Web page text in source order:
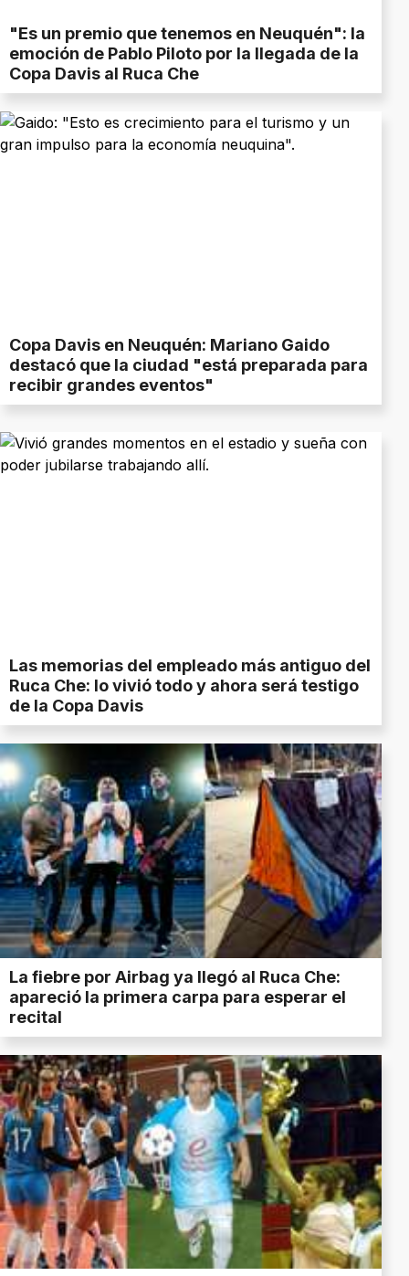
"Es un premio que tenemos en Neuquén": la
emoción de Pablo Piloto por la llegada de la
Copa Davis al Ruca Che
Copa Davis en Neuquén: Mariano Gaido
destacó que la ciudad "está preparada para
recibir grandes eventos"
Las memorias del empleado más antiguo del
Ruca Che: lo vivió todo y ahora será testigo
de la Copa Davis
La fiebre por Airbag ya llegó al Ruca Che:
apareció la primera carpa para esperar el
recital